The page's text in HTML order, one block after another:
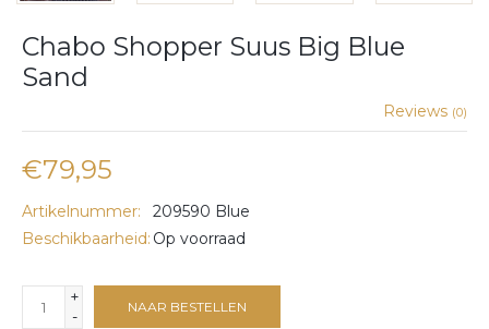
Chabo Shopper Suus Big Blue
Sand
Reviews (0)
€79,95
Artikelnummer:
209590 Blue
Beschikbaarheid: Op voorraad
+
-
NAAR BESTELLEN